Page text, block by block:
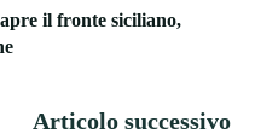
il fronte siciliano,
Articolo successivo